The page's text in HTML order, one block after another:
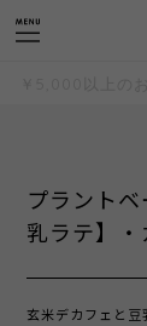
プラント
乳ラテ】・
玄米デカフェと豆